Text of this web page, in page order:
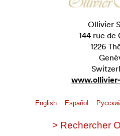
Ollivier
144 rue de
1226
English Español
> Rechercher